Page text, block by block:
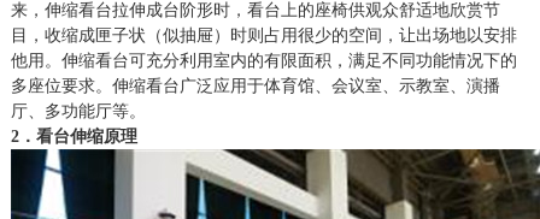
来，伸缩看台拉伸成台阶形时，看台上的座椅供观众舒适地欣赏节
目，收缩成匣子状（似抽屉）时则占用很少的空间，让出场地以安排
他用。伸缩看台可充分利用室内的有限面积，满足不同功能情况下的
多座位要求。伸缩看台广泛应用于体育馆、会议室、示教室、演播
厅、多功能厅等。
2．看台伸缩原理